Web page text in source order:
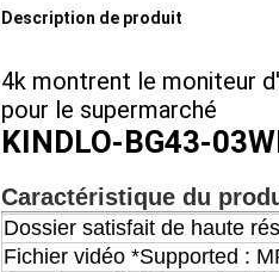
Description de produit
4k montrent le moniteur
pour le supermarché
KINDLO-BG43-
Caractéristique du
Dossier satisfait de haute
Fichier vidéo *Supported :